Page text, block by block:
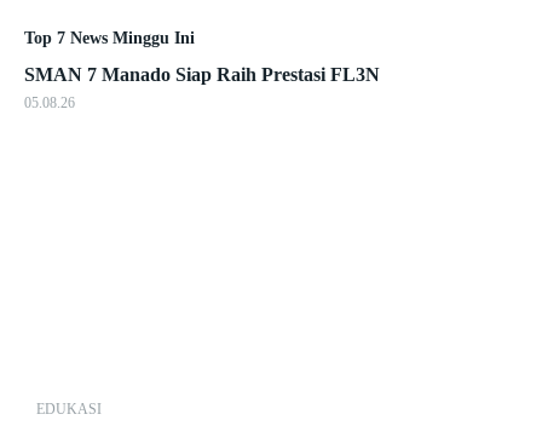
Top 7 News Minggu Ini
SMAN 7 Manado Siap Raih Prestasi FL3N
05.08.26
EDUKASI